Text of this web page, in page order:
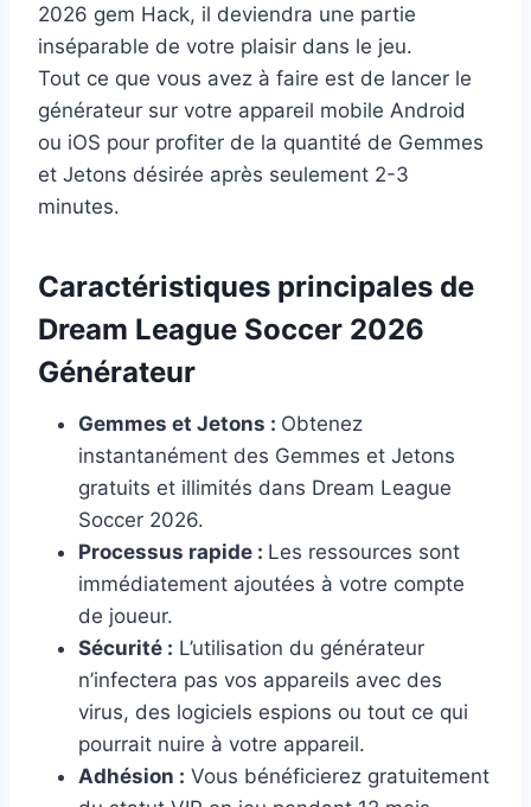
2026 gem Hack, il deviendra une partie
inséparable de votre plaisir dans le jeu.
Tout ce que vous avez à faire est de lancer le
générateur sur votre appareil mobile Android
ou iOS pour profiter de la quantité de Gemmes
et Jetons désirée après seulement 2-3
minutes.
Caractéristiques principales de
Dream League Soccer 2026
Générateur
Gemmes et Jetons : Obtenez
instantanément des Gemmes et Jetons
gratuits et illimités dans Dream League
Soccer 2026.
Processus rapide : Les ressources sont
immédiatement ajoutées à votre compte
de joueur.
Sécurité : L’utilisation du générateur
n’infectera pas vos appareils avec des
virus, des logiciels espions ou tout ce qui
pourrait nuire à votre appareil.
Adhésion : Vous bénéficierez gratuitement